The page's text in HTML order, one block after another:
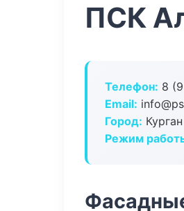
ПСК
Телефон: 8
Email:
Город: Курган
Режим